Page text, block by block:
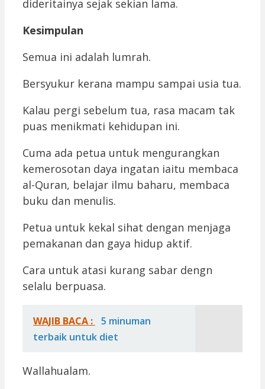
dideritainya sejak sekian lama.
Kesimpulan
Semua ini adalah lumrah.
Bersyukur kerana mampu sampai usia tua.
Kalau pergi sebelum tua, rasa macam tak
puas menikmati kehidupan ini.
Cuma ada petua untuk mengurangkan
kemerosotan daya ingatan iaitu membaca
al-Quran, belajar ilmu baharu, membaca
buku dan menulis.
Petua untuk kekal sihat dengan menjaga
pemakanan dan gaya hidup aktif.
Cara untuk atasi kurang sabar dengn
selalu berpuasa.
WAJIB BACA :
5 minuman
terbaik untuk diet
Wallahualam.